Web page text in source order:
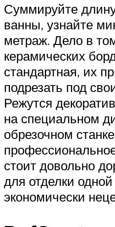
Суммируйте
ванны, узнайте
метраж. Дело в
керамических
стандартная, их
подрезать под
Режутся
на специальном
обрезочном
стоит довольно
для отделки
экономически